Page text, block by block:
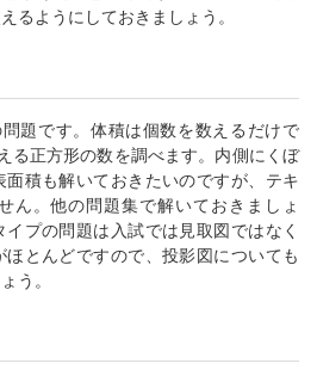
るようにしておきましょう。
問題です。体積は個数を数えるだけで
る正方形の数を調べます。内側にくぼ
積も解いておきたいのですが、テキ
ん。他の問題集で解いておきましょ
プの問題は入試では見取図ではなく
とんどですので、投影図についても
う。